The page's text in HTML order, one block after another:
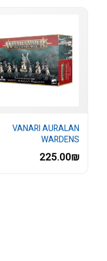
VANARI AURALAN
WARDENS
225.00₪